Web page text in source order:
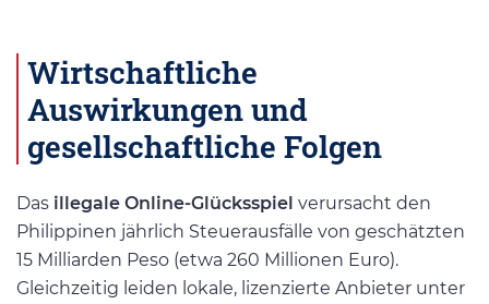
Wirtschaftliche
Auswirkungen und
gesellschaftliche Folgen
Das illegale Online-Glücksspiel verursacht den
Philippinen jährlich Steuerausfälle von geschätzten
15 Milliarden Peso (etwa 260 Millionen Euro).
Gleichzeitig leiden lokale, lizenzierte Anbieter unter